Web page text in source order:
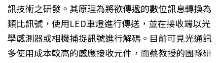
訊技術之研發。其原理為將欲傳遞的數位訊息轉換為
類比訊號，使用LED車燈進行傳送，並在接收端以光
學感測器或相機捕捉訊號進行解碼。目前可見光通訊
多使用成本較高的感應接收元件，而蔡教授的團隊研